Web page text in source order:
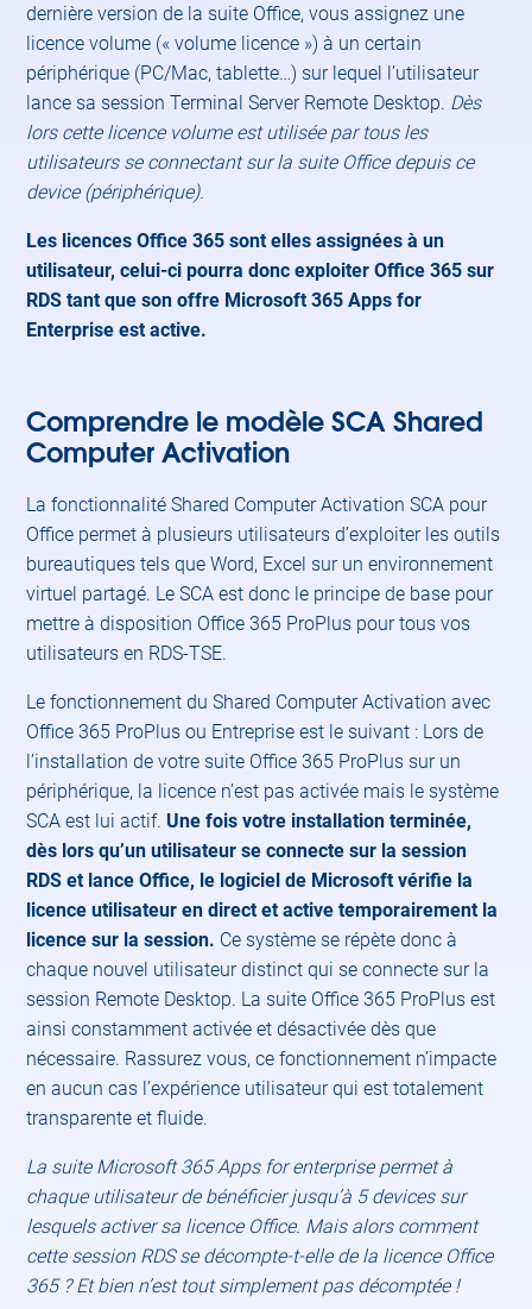
dernière version de la suite Office, vous assignez une
licence volume (« volume licence ») à un certain
périphérique (PC/Mac, tablette…) sur lequel l’utilisateur
lance sa session Terminal Server Remote Desktop. Dès
lors cette licence volume est utilisée par tous les
utilisateurs se connectant sur la suite Office depuis ce
device (périphérique).
Les licences Office 365 sont elles assignées à un
utilisateur, celui-ci pourra donc exploiter Office 365 sur
RDS tant que son offre Microsoft 365 Apps for
Enterprise est active.
Comprendre le modèle SCA Shared
Computer Activation
La fonctionnalité Shared Computer Activation SCA pour
Office permet à plusieurs utilisateurs d’exploiter les outils
bureautiques tels que Word, Excel sur un environnement
virtuel partagé. Le SCA est donc le principe de base pour
mettre à disposition Office 365 ProPlus pour tous vos
utilisateurs en RDS-TSE.
Le fonctionnement du Shared Computer Activation avec
Office 365 ProPlus ou Entreprise est le suivant : Lors de
l’installation de votre suite Office 365 ProPlus sur un
périphérique, la licence n’est pas activée mais le système
SCA est lui actif. Une fois votre installation terminée,
dès lors qu’un utilisateur se connecte sur la session
RDS et lance Office, le logiciel de Microsoft vérifie la
licence utilisateur en direct et active temporairement la
licence sur la session. Ce système se répète donc à
chaque nouvel utilisateur distinct qui se connecte sur la
session Remote Desktop. La suite Office 365 ProPlus est
ainsi constamment activée et désactivée dès que
nécessaire. Rassurez vous, ce fonctionnement n’impacte
en aucun cas l’expérience utilisateur qui est totalement
transparente et fluide.
La suite Microsoft 365 Apps for enterprise permet à
chaque utilisateur de bénéficier jusqu’à 5 devices sur
lesquels activer sa licence Office. Mais alors comment
cette session RDS se décompte-t-elle de la licence Office
365 ? Et bien n’est tout simplement pas décomptée !